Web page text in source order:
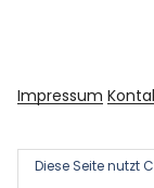
Impressum
Diese Seite nutzt